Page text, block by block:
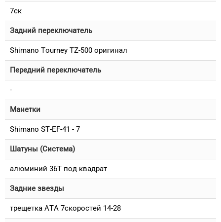
7ск
Задний переключатель
Shimano Tourney TZ-500 оригинал
Передний переключатель
-
Манетки
Shimano ST-EF-41 - 7
Шатуны (Система)
алюминий 36T под квадрат
Задние звезды
трещетка ATA 7скоростей 14-28